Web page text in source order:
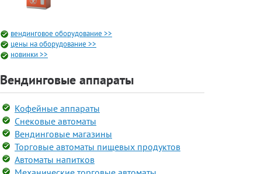
вендинговое оборудование >>
цены на оборудование >>
новинки >>
Вендинговые аппараты
Кофейные аппараты
Снековые автоматы
Вендинговые магазины
Торговые автоматы пищевых продуктов
Автоматы напитков